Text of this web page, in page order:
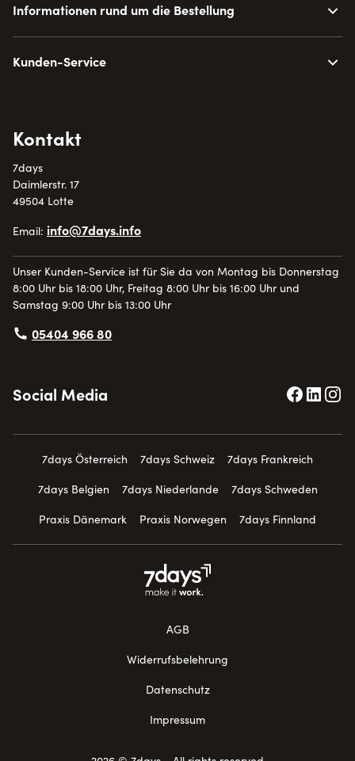
Informationen rund um die Bestellung
Kunden-Service
Kontakt
7days
Daimlerstr. 17
49504 Lotte
Email: info@7days.info
Unser Kunden-Service ist für Sie da von Montag bis Donnerstag
8:00 Uhr bis 18:00 Uhr, Freitag 8:00 Uhr bis 16:00 Uhr und
Samstag 9:00 Uhr bis 13:00 Uhr
05404 966 80
Social Media
7days Österreich 7days Schweiz
7days Frankreich
7days Belgien
7days Niederlande
7days Schweden
Praxis Dänemark
Praxis Norwegen 7days Finnland
AGB
Widerrufsbelehrung
Datenschutz
Impressum